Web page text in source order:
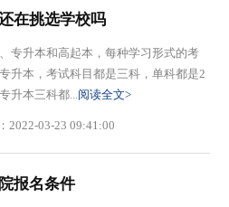
在挑选学校吗
专升本和高起本，每种学习形式的考
升本，考试科目都是三科，单科都是2
升本三科都... 阅读全文>
2022-03-23 09:41:00
报名条件